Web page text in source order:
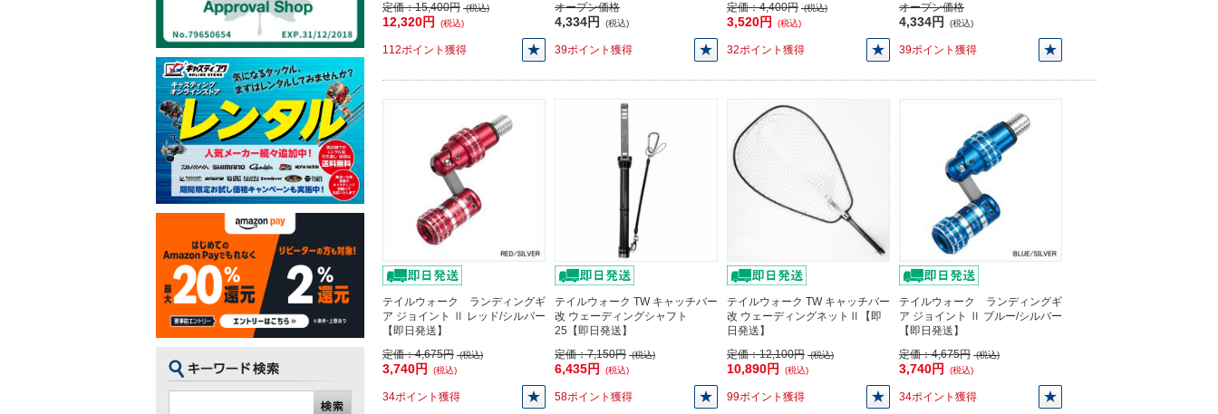
定価：15,400円 (税込)
12,320円 (税込)
112ポイント獲得
オープン価格
4,334円 (税込)
39ポイント獲得
定価：4,400円 (税込)
3,520円 (税込)
32ポイント獲得
オープン価格
4,334円 (税込)
39ポイント獲得
テイルウォーク ランディングギ
ア ジョイント Ⅱ レッド/シルバー
【即日発送】
定価：4,675円 (税込)
3,740円 (税込)
34ポイント獲得
テイルウォーク TW キャッチバー
改 ウェーディングシャフト
25【即日発送】
定価：7,150円 (税込)
6,435円 (税込)
58ポイント獲得
テイルウォーク TW キャッチバー
改 ウェーディングネットⅡ【即
日発送】
定価：12,100円 (税込)
10,890円 (税込)
99ポイント獲得
テイルウォーク ランディングギ
ア ジョイント Ⅱ ブルー/シルバー
【即日発送】
定価：4,675円 (税込)
3,740円 (税込)
34ポイント獲得